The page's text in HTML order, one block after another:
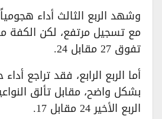
وشهد الربع الثالث أداء
مع تسجيل مرتفع، لكن الكفة
تفوق 27 مقابل 24.
أما الربع الرابع، فقد تراجع
بشكل واضح، مقابل تألق
الربع الأخير 24 مقابل 17.